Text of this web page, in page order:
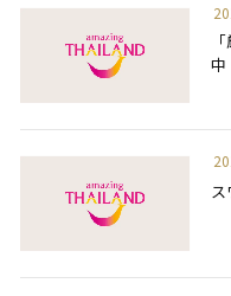
中